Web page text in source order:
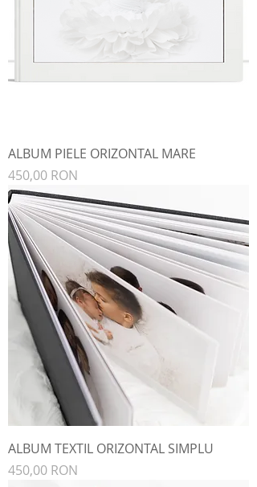
ALBUM PIELE ORIZONTAL MARE
Preț
450,00 RON
ALBUM TEXTIL ORIZONTAL SIMPLU
Preț
450,00 RON